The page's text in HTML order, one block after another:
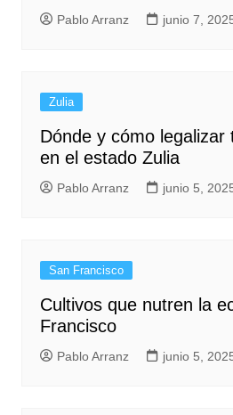
Pablo Arranz junio 7,
Zulia
Dónde y cómo legalizar
en el estado Zulia
Pablo Arranz junio 5,
San Francisco
Cultivos que nutren la
Francisco
Pablo Arranz junio 5,